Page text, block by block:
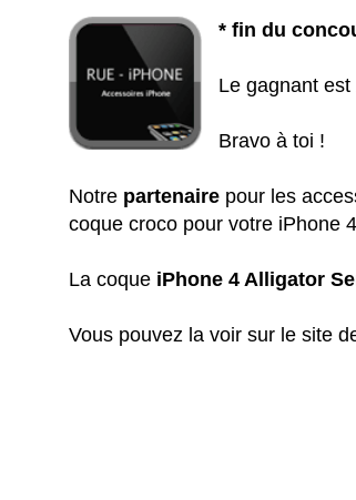
* fin du
Le gagnant est
Bravo à toi !
Notre partenaire pour les
coque croco pour votre iPhone
La coque iPhone 4 Alligator
Vous pouvez la voir sur le site